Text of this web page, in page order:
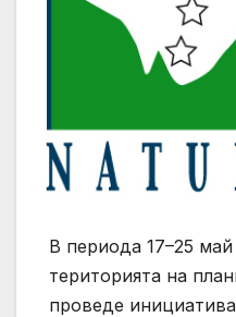
В периода 17–25 май
територията на
проведе